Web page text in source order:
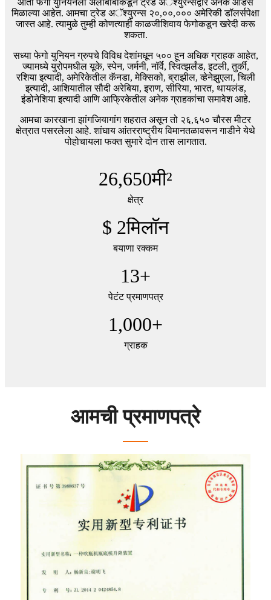
मिळाल्या आहेत. आमचा ट्रेड अॅश्युरन्स २०,००,००० अमेरिकी डॉलर्सपेक्षा
जास्त आहे. त्यामुळे तुम्ही कोणत्याही काळजीशिवाय फेगोकडून खरेदी करू
शकता.
सध्या फेगो युनियन ग्रुपचे विविध देशांमधून ५०० हून अधिक ग्राहक आहेत,
ज्यामध्ये युरोपमधील यूके, स्पेन, जर्मनी, नॉर्वे, स्वित्झर्लंड, इटली, तुर्की,
रशिया इत्यादी, अमेरिकेतील कॅनडा, मेक्सिको, ब्राझील, व्हेनेझुएला, चिली
इत्यादी, आशियातील सौदी अरेबिया, इराण, सीरिया, भारत, थायलंड,
इंडोनेशिया इत्यादी आणि आफ्रिकेतील अनेक ग्राहकांचा समावेश आहे.
आमचा कारखाना झांगजियागांग शहरात असून तो २६,६५० चौरस मीटर
क्षेत्रात पसरलेला आहे. शांघाय आंतरराष्ट्रीय विमानतळावरून गाडीने येथे
पोहोचायला फक्त सुमारे दोन तास लागतात.
26,650मी²
क्षेत्र
$ 2मिलॉन
बयाणा रक्कम
13+
पेटंट प्रमाणपत्र
1,000+
ग्राहक
आमची प्रमाणपत्रे